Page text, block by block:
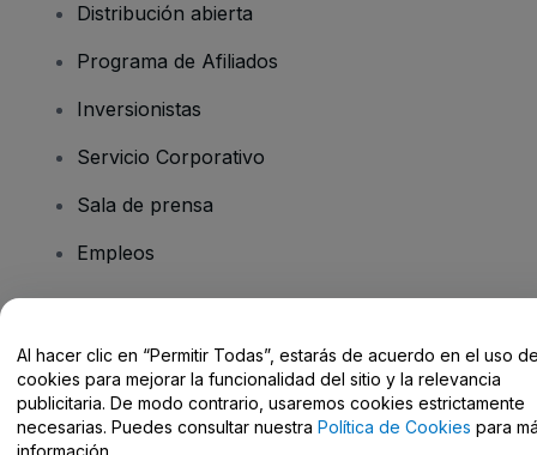
Distribución abierta
Programa de Afiliados
Inversionistas
Servicio Corporativo
Sala de prensa
Empleos
Centro de Ayuda / Contacto
Al hacer clic en “Permitir Todas”, estarás de acuerdo en el uso
cookies para mejorar la funcionalidad del sitio y la relevancia
publicitaria. De modo contrario, usaremos cookies estrictamente
necesarias. Puedes consultar nuestra Política de Cookies para
información.